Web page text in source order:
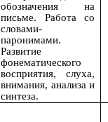
обозначения на
письме. Работа со
словами-
паронимами.
Развитие
фонематического
восприятия, слуха,
внимания, анализа и
синтеза.